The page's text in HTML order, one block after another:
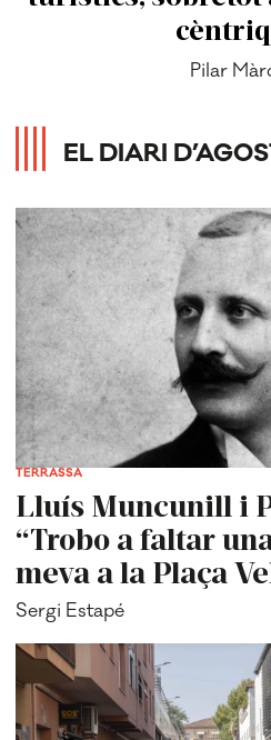
Pilar
EL DIARI
TERRASSA
Lluís Muncunill i
“Trobo a faltar
meva a la Plaça
Sergi Estapé